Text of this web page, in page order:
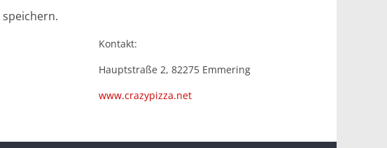
Kontakt:
Hauptstraße 2, 82275 Emmering
www.crazypizza.net